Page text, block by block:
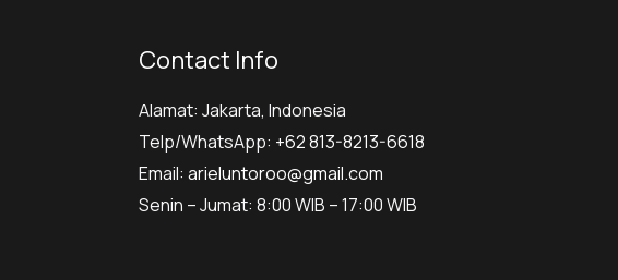
Contact Info
Alamat: Jakarta, Indonesia
Telp/WhatsApp: +62 813-8213-6618
Email:arieluntoroo@gmail.com
Senin – Jumat: 8:00 WIB – 17:00 WIB